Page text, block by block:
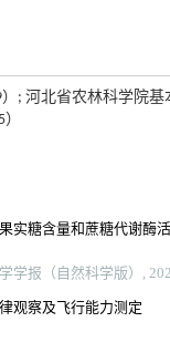
; 河北省农林科学院